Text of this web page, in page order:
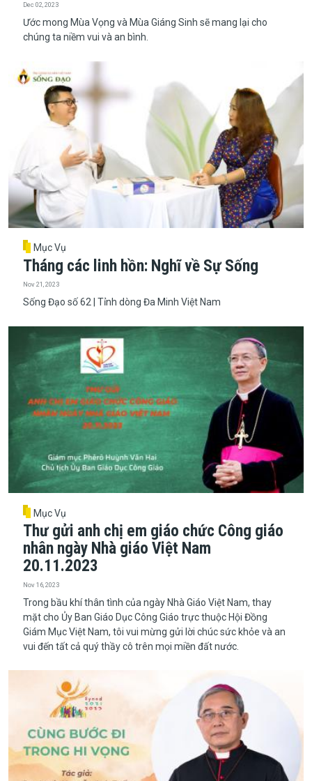
Dec 02, 2023
Ước mong Mùa Vọng và Mùa Giáng Sinh sẽ mang lại cho
chúng ta niềm vui và an bình.
Mục Vụ
Tháng các linh hồn: Nghĩ về Sự Sống
Nov 21, 2023
Sống Đạo số 62 | Tỉnh dòng Đa Minh Việt Nam
Mục Vụ
Thư gửi anh chị em giáo chức Công giáo
nhân ngày Nhà giáo Việt Nam
20.11.2023
Nov 16, 2023
Trong bầu khí thân tình của ngày Nhà Giáo Việt Nam, thay
mặt cho Ủy Ban Giáo Dục Công Giáo trực thuộc Hội Đồng
Giám Mục Việt Nam, tôi vui mừng gửi lời chúc sức khỏe và an
vui đến tất cả quý thầy cô trên mọi miền đất nước.